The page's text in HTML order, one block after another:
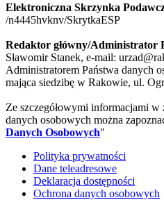
Elektroniczna Skrzynka
/n4445hvknv/SkrytkaESP
Redaktor główny/Administrator
Sławomir Stanek, e-mail:
Administratorem Państwa danych
mająca siedzibę w Rakowie, ul.
Ze szczegółowymi informacjami w
danych osobowych można
Danych Osobowych"
Polityka prywatności
Dane teleadresowe
Deklaracja dostępności
Ochrona danych osobowych